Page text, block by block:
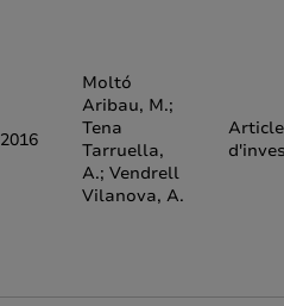
2016
Moltó
Aribau, M.;
Tena
Tarruella,
A.; Vendrell
Vilanova, A.
Article